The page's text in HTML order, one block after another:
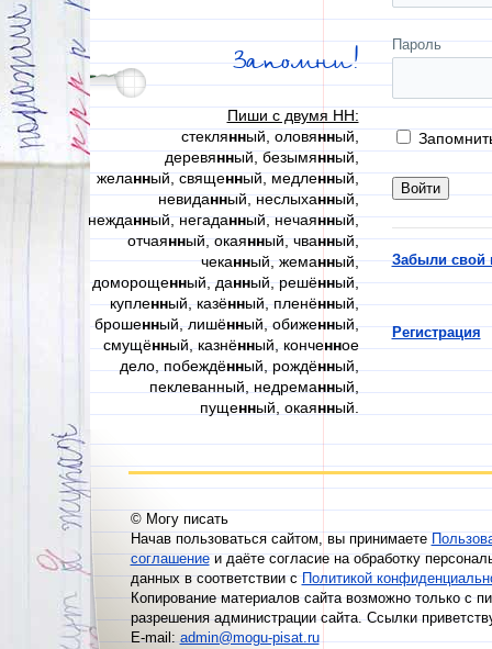
Запомни!
Пиши с двумя НН:
стеклянный, оловянный,
деревянный, безымянный,
желанный, священный, медленный,
невиданный, неслыханный,
нежданный, негаданный, нечаянный,
отчаянный, окаянный, чванный,
чеканный, жеманный,
доморощенный, данный, решённый,
купленный, казённый, пленённый,
брошенный, лишённый, обиженный,
смущённый, казнённый, конченное
дело, побеждённый, рождённый,
пеклеванный, недреманный,
пущенный, окаянный.
Пароль
Забыли свой
Регистрация
© Могу писать
Начав пользоваться сайтом, вы принимаете
соглашениеи даёте согласие на обработку
данных в соответствии сПолитикой
Копирование материалов сайта возможно только с
разрешения администрации сайта. Ссылки
E-mail:admin@mogu-pisat.ru